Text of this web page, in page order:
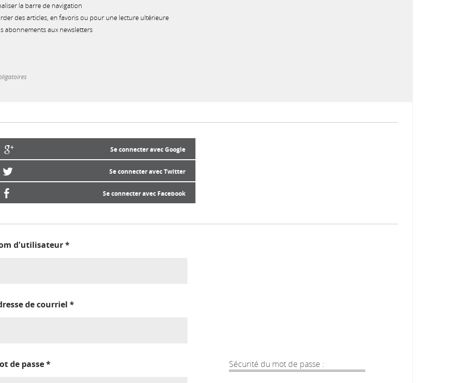
la barre de navigation
des articles, en favoris ou pour une lecture ultérieure
abonnements aux newsletters
Se connecter avec Google
Se connecter avec Twitter
Se connecter avec Facebook
d'utilisateur*
de courriel *
Sécurité du mot de passe :
de passe*